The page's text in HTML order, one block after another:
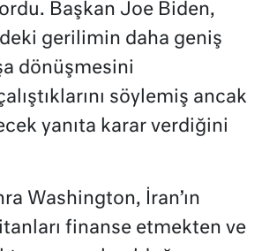
Başkan Joe Biden,
gerilimin daha geniş
dönüşmesini
söylemiş ancak
yanıta karar verdiğini
Washington, İran’ın
finanse etmekten ve